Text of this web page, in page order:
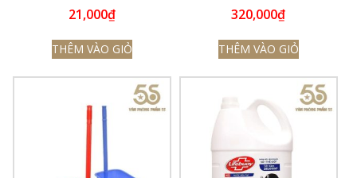
21,000₫
THÊM VÀO GIỎ
320,000₫
THÊM VÀO GIỎ